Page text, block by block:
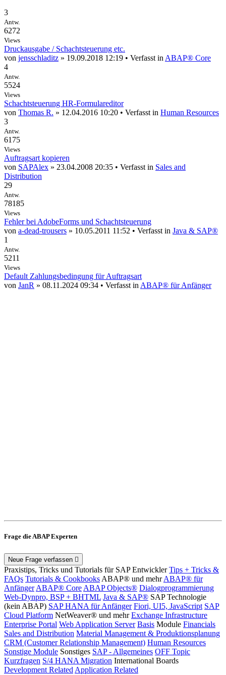
3
Antw.
6272
Views
Druckausgabe / Schachtsteuerung etc.
von jensschladitz » 19.09.2018 12:19 • Verfasst in ABAP® Core
4
Antw.
5524
Views
Schachtsteuerung HR-Formulareditor
von Thomas R. » 12.04.2016 10:20 • Verfasst in Human Resources
3
Antw.
6175
Views
Auftragsart kopieren
von SAPAlex » 23.04.2008 20:35 • Verfasst in Sales and
Distribution
29
Antw.
78185
Views
Fehler bei AdobeForms und Schachtsteuerung
von a-dead-trousers » 10.05.2011 11:52 • Verfasst in Java & SAP®
1
Antw.
5211
Views
Default Zahlungsbedingung für Auftragsart
von JanR » 08.11.2024 09:34 • Verfasst in ABAP® für Anfänger
Frage die ABAP Experten
Neue Frage verfassen
Praxistips, Tricks und Tutorials für SAP Entwickler Tips + Tricks &
FAQs Tutorials & Cookbooks ABAP® und mehr ABAP® für
Anfänger ABAP® Core ABAP Objects® Dialogprogrammierung
Web-Dynpro, BSP + BHTML Java & SAP® SAP Technologie
(kein ABAP) SAP HANA für Anfänger Fiori, UI5, JavaScript SAP
Cloud Platform NetWeaver® und mehr Exchange Infrastructure
Enterprise Portal Web Application Server Basis Module Financials
Sales and Distribution Material Management & Produktionsplanung
CRM (Customer Relationship Management) Human Resources
Sonstige Module Sonstiges SAP - Allgemeines OFF Topic
Kurzfragen S/4 HANA Migration International Boards
Development Related Application Related